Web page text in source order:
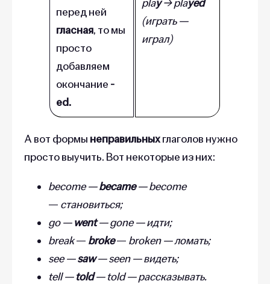
перед ней
гласная, то мы
просто
добавляем
окончание -
ed.
play→ played
(играть —
играл)
А вот формы неправильныхглаголов нужно
просто выучить. Вот некоторые из них:
become —became— become
— становиться;
go —went— gone — идти;
break— broke— broken — ломать;
see —saw— seen — видеть;
tell —told— told — рассказывать.